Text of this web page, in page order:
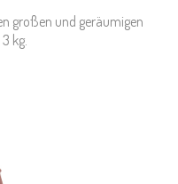
großen und geräumigen
kg.